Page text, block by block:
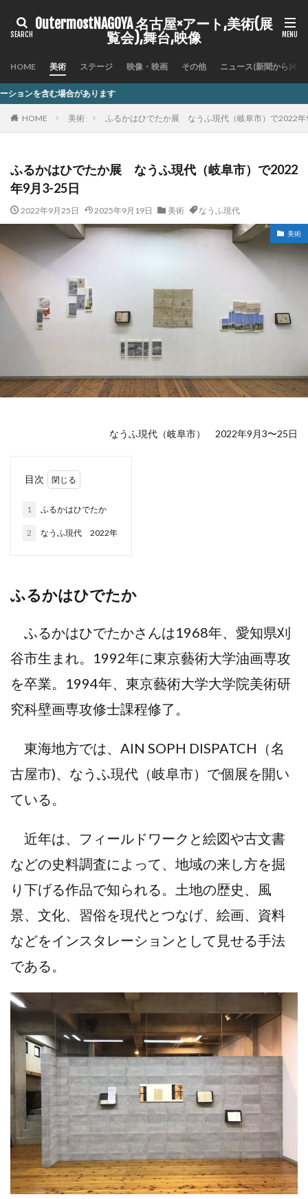
OutermostNAGOYA 名古屋×アート,美術(展
覧会),舞台,映像
HOME 美術 ステージ 映像・映画 その他 ニュース(新聞から)
HOME 美術 ふるかはひでたか展 なうふ現代（岐阜市）で2022年
ふるかはひでたか展 なうふ現代（岐阜市）で2022
年9月3-25日
2022年9月25日 2025年9月19日 美術 なうふ現代
美術
なうふ現代（岐阜市） 2022年9月3〜25日
目次
1 ふるかはひでたか
2 なうふ現代 2022年
ふるかはひでたか
ふるかはひでたかさんは1968年、愛知県刈
谷市生まれ。1992年に東京藝術大学油画専攻
を卒業。1994年、東京藝術大学大学院美術研
究科壁画専攻修士課程修了。
東海地方では、AIN SOPH DISPATCH（名
古屋市)、なうふ現代（岐阜市）で個展を開い
ている。
近年は、フィールドワークと絵図や古文書
などの史料調査によって、地域の来し方を掘
り下げる作品で知られる。土地の歴史、風
景、文化、習俗を現代とつなげ、絵画、資料
などをインスタレーションとして見せる手法
である。